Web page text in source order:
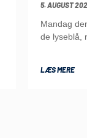
5. AUGUST
Mandag
de lyseblå,
LÆS MERE